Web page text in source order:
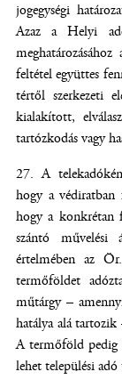
jogegységi
Azaz a Helyi
feltétel együttes
tértől szerkezeti
kialakított,
tartózkodás vagy
A
hogy a védiratban
hogy a konkrétan
szántó művelési
értelmében az
termőföldet
műtárgy –
hatálya alá
A termőföld pedig
lehet települési adó